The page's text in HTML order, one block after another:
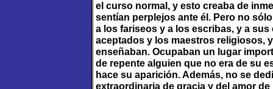
el curso normal, y esto creaba de
sentían perplejos ante él. Pero no
a los fariseos y a los escribas, y a
aceptados y los maestros religiosos,
enseñaban. Ocupaban un lugar
de repente alguien que no era de su
hace su aparición. Además, no se
extraordinaria de gracia y del amor